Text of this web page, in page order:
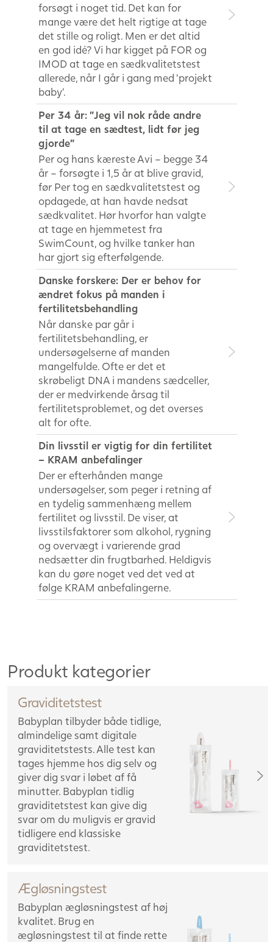
forsøgt i noget tid. Det kan for
mange være det helt rigtige at tage
det stille og roligt. Men er det altid
en god idé? Vi har kigget på FOR og
IMOD at tage en sædkvalitetstest
allerede, når I går i gang med ’projekt
baby’.
Per 34 år: ”Jeg vil nok råde andre
til at tage en sædtest, lidt før jeg
gjorde”
Per og hans kæreste Avi – begge 34
år – forsøgte i 1,5 år at blive gravid,
før Per tog en sædkvalitetstest og
opdagede, at han havde nedsat
sædkvalitet. Hør hvorfor han valgte
at tage en hjemmetest fra
SwimCount, og hvilke tanker han
har gjort sig efterfølgende.
Danske forskere: Der er behov for
ændret fokus på manden i
fertilitetsbehandling
Når danske par går i
fertilitetsbehandling, er
undersøgelserne af manden
mangelfulde. Ofte er det et
skrøbeligt DNA i mandens sædceller,
der er medvirkende årsag til
fertilitetsproblemet, og det overses
alt for ofte.
Din livsstil er vigtig for din fertilitet
– KRAM anbefalinger
Der er efterhånden mange
undersøgelser, som peger i retning af
en tydelig sammenhæng mellem
fertilitet og livsstil. De viser, at
livsstilsfaktorer som alkohol, rygning
og overvægt i varierende grad
nedsætter din frugtbarhed. Heldigvis
kan du gøre noget ved det ved at
følge KRAM anbefalingerne.
Produkt kategorier
Graviditetstest
Babyplan tilbyder både tidlige,
almindelige samt digitale
graviditetstests. Alle test kan
tages hjemme hos dig selv og
giver dig svar i løbet af få
minutter. Babyplan tidlig
graviditetstest kan give dig
svar om du muligvis er gravid
tidligere end klassiske
graviditetstest.
Ægløsningstest
Babyplan ægløsningstest af høj
kvalitet. Brug en
ægløsningstest til at finde rette